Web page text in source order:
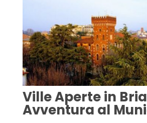
Ville Aperte in
Avventura al